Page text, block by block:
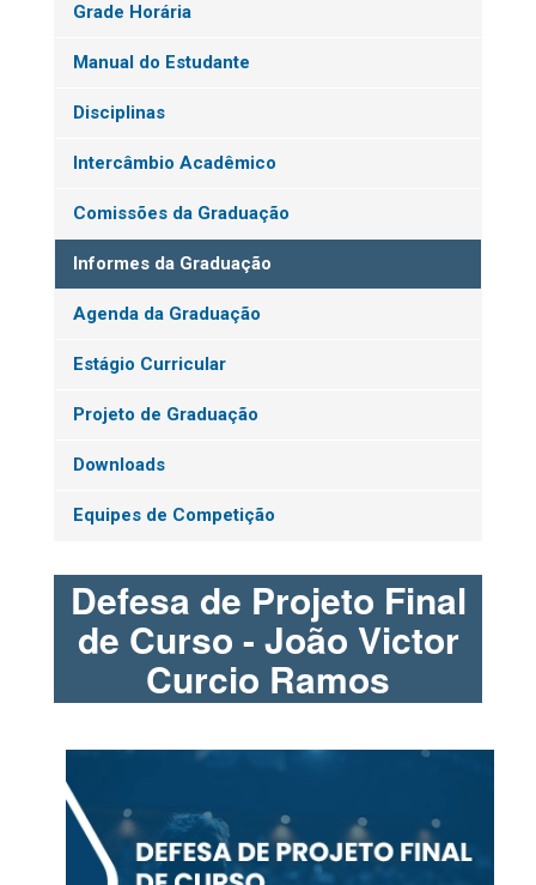
Grade Horária
Manual do Estudante
Disciplinas
Intercâmbio Acadêmico
Comissões da Graduação
Informes da Graduação
Agenda da Graduação
Estágio Curricular
Projeto de Graduação
Downloads
Equipes de Competição
Defesa de Projeto Final
de Curso - João Victor
Curcio Ramos